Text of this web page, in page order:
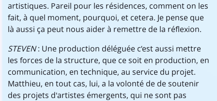
artistiques. Pareil pour les résidences, comment on les
fait, à quel moment, pourquoi, et cetera. Je pense que
là aussi ça peut nous aider à remettre de la réflexion.
STEVEN: Une production déléguée c’est aussi mettre
les forces de la structure, que ce soit en production, en
communication, en technique, au service du projet.
Matthieu, en tout cas, lui, a la volonté de de soutenir
des projets d'artistes émergents, qui ne sont pas